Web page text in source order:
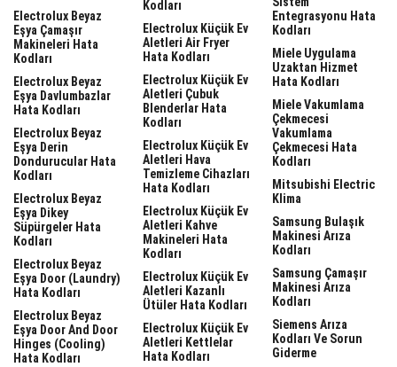
Electrolux Beyaz
Eşya Çamaşır
Makineleri Hata
Kodları
Electrolux Beyaz
Eşya Davlumbazlar
Hata Kodları
Electrolux Beyaz
Eşya Derin
Dondurucular Hata
Kodları
Electrolux Beyaz
Eşya Dikey
Süpürgeler Hata
Kodları
Electrolux Beyaz
Eşya Door (laundry)
Hata Kodları
Electrolux Beyaz
Eşya Door And Door
Hinges (cooling)
Hata Kodları
Kodları
Electrolux Küçük Ev
Aletleri Air Fryer
Hata Kodları
Electrolux Küçük Ev
Aletleri Çubuk
Blenderlar Hata
Kodları
Electrolux Küçük Ev
Aletleri Hava
Temizleme Cihazları
Hata Kodları
Electrolux Küçük Ev
Aletleri Kahve
Makineleri Hata
Kodları
Electrolux Küçük Ev
Aletleri Kazanlı
Ütüler Hata Kodları
Electrolux Küçük Ev
Aletleri Kettlelar
Hata Kodları
Entegrasyonu Hata
Kodları
Miele Uygulama
Uzaktan Hizmet
Hata Kodları
Miele Vakumlama
Çekmecesi
Vakumlama
Çekmecesi Hata
Kodları
Mitsubishi Electric
Klima
Samsung Bulaşık
Makinesi Arıza
Kodları
Samsung Çamaşır
Makinesi Arıza
Kodları
Siemens Arıza
Kodları Ve Sorun
Giderme